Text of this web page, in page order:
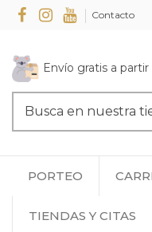
Contacto
Envío gratis a
PORTEO
TIENDAS Y CITAS